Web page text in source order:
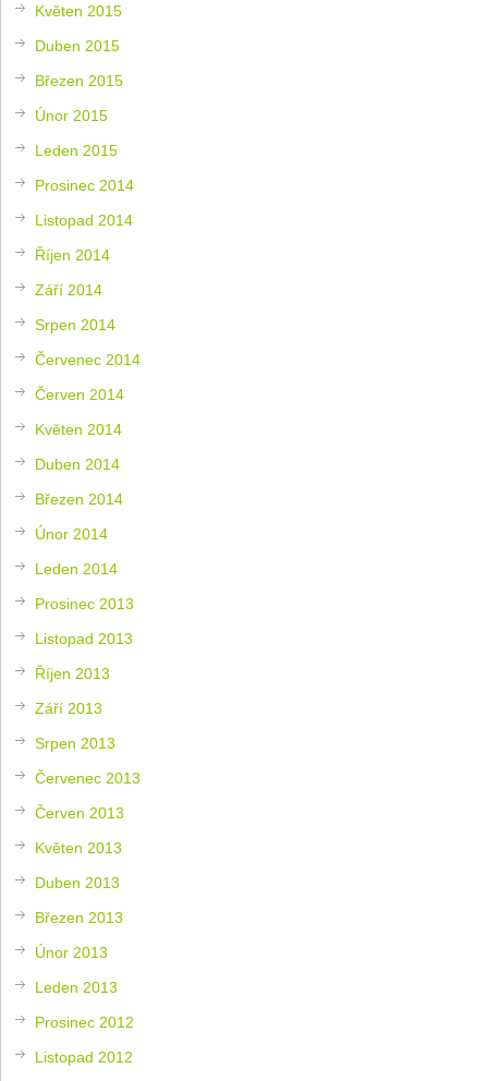
Květen 2015
Duben 2015
Březen 2015
Únor 2015
Leden 2015
Prosinec 2014
Listopad 2014
Říjen 2014
Září 2014
Srpen 2014
Červenec 2014
Červen 2014
Květen 2014
Duben 2014
Březen 2014
Únor 2014
Leden 2014
Prosinec 2013
Listopad 2013
Říjen 2013
Září 2013
Srpen 2013
Červenec 2013
Červen 2013
Květen 2013
Duben 2013
Březen 2013
Únor 2013
Leden 2013
Prosinec 2012
Listopad 2012